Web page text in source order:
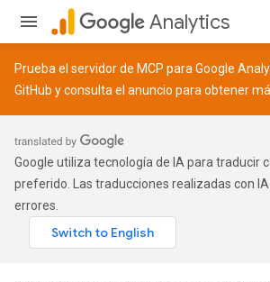
Analytics
Prueba el servidor de MCP para Google
GitHub y consulta el anuncio para obtener
Google utiliza tecnología de IA para traducir
preferido. Las traducciones realizadas con
errores.